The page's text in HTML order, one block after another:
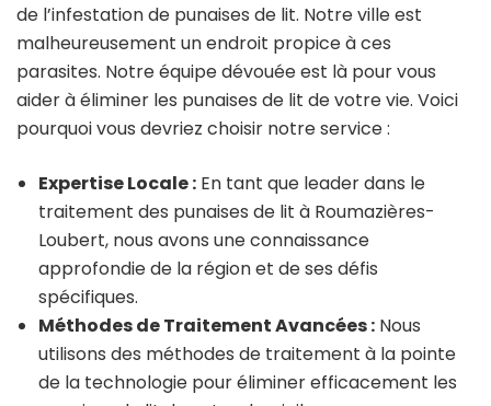
de l’infestation de punaises de lit. Notre ville est
malheureusement un endroit propice à ces
parasites. Notre équipe dévouée est là pour vous
aider à éliminer les punaises de lit de votre vie. Voici
pourquoi vous devriez choisir notre service :
Expertise Locale : En tant que leader dans le
traitement des punaises de lit à Roumazières-
Loubert, nous avons une connaissance
approfondie de la région et de ses défis
spécifiques.
Méthodes de Traitement Avancées : Nous
utilisons des méthodes de traitement à la pointe
de la technologie pour éliminer efficacement les